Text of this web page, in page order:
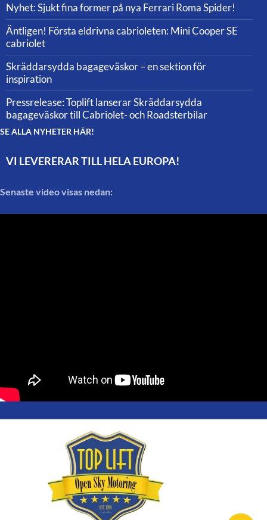
Nyhet: Sjukt fina former på nya Ferrari Roma Spider!
Äntligen! Första eldrivna cabrioleten: Mini Cooper SE
cabriolet
Skräddarsydda bagageväskor – en sektion för
inspiration
Pressrelease: Toplift lanserar Skräddarsydda
bagageväskor till Cabriolet- och Roadsterbilar
SE ALLA NYHETER HÄR!
VI LEVERERAR TILL HELA EUROPA!
Senaste video visas nedan: